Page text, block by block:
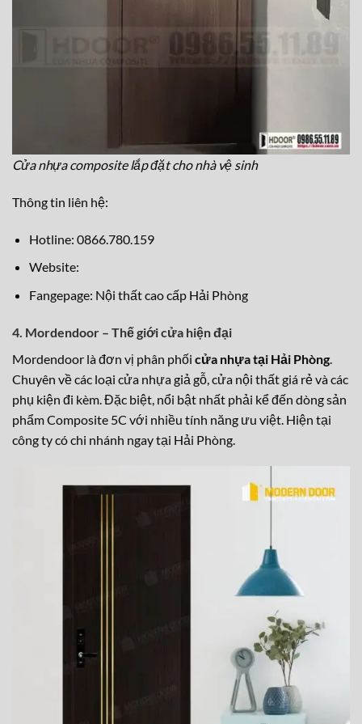
Cửa nhựa composite lắp đặt cho nhà vệ sinh
Thông tin liên hệ:
Hotline: 0866.780.159
Website:
Fangepage: Nội thất cao cấp Hải Phòng
4. Mordendoor – Thế giới cửa hiện đại
Mordendoor là đơn vị phân phối cửa nhựa tại Hải Phòng
Chuyên về các loại cửa nhựa giả gỗ, cửa nội thất giá rẻ và các
phụ kiện đi kèm. Đặc biệt, nổi bật nhất phải kể đến dòng sản
phẩm Composite 5C với nhiều tính năng ưu việt. Hiện tại
công ty có chi nhánh ngay tại Hải Phòng.